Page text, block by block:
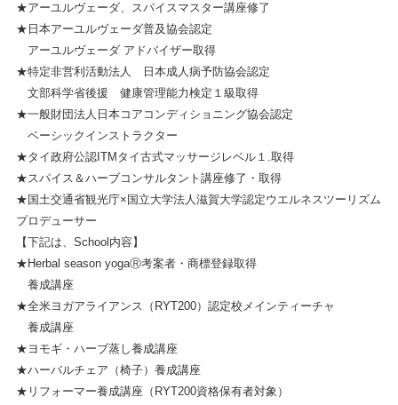
★アーユルヴェーダ、スパイスマスター講座修了
★日本アーユルヴェーダ普及協会認定
アーユルヴェーダ アドバイザー取得
★特定非営利活動法人 日本成人病予防協会認定
文部科学省後援 健康管理能力検定１級取得
★一般財団法人日本コアコンディショニング協会認定
ベーシックインストラクター
★タイ政府公認ITMタイ古式マッサージレベル１.取得
★スパイス＆ハーブコンサルタント講座修了・取得
★国土交通省観光庁×国立大学法人滋賀大学認定ウエルネスツーリズム
プロデューサー
【下記は、School内容】
★Herbal season yogaⓇ考案者・商標登録取得
養成講座
★全米ヨガアライアンス（RYT200）認定校メインティーチャ
養成講座
★ヨモギ・ハーブ蒸し養成講座
★ハーバルチェア（椅子）養成講座
★リフォーマー養成講座（RYT200資格保有者対象）